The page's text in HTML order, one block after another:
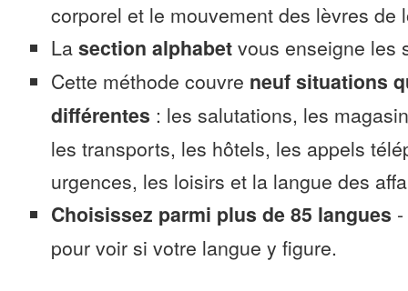
corporel et le mouvement des lèvres de
La section alphabet vous enseigne les
Cette méthode couvre neuf situations
différentes : les salutations, les
les transports, les hôtels, les appels
urgences, les loisirs et la langue des
Choisissez parmi plus de 85 langues -
pour voir si votre langue y figure.